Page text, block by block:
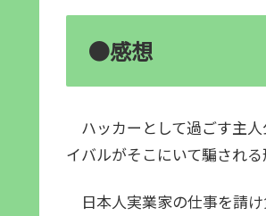
●感想
ハッカーとして過ごす主
イバルがそこにいて騙され
日本人実業家の仕事を請